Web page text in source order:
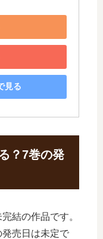
見る
？7巻の発
結の作品です。
売日は未定で